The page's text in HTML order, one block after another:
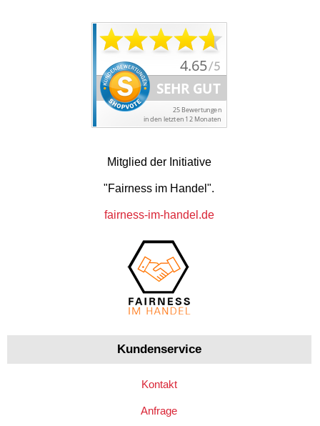
Mitglied der Initiative
"Fairness im Handel".
fairness-im-handel.de
Kundenservice
Kontakt
Anfrage